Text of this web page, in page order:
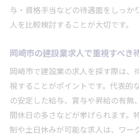
与・資格手当などの待遇面をしっか
人を比較検討することが大切です。
岡崎市の建設業求人で重視すべき
岡崎市で建設業の求人を探す際は、
視することがポイントです。代表的
の安定した給与、賞与や昇給の有無
間休日の多さなどが挙げられます。
制や土日休みが可能な求人は、ワー